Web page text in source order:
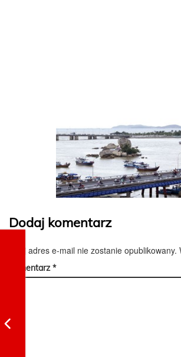
Dodaj komentarz
Twój adres e-mail nie zostanie opublikowany.
Komentarz*